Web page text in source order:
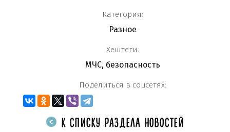
Категория:
Разное
Хештеги:
МЧС, безопасность
Поделиться в соцсетях:
К СПИСКУ РАЗДЕЛА НОВОСТЕЙ